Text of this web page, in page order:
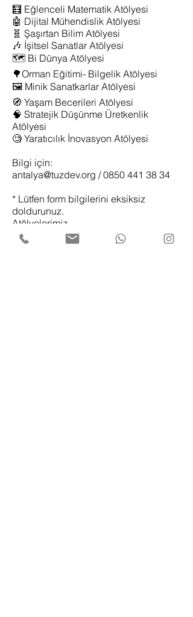
🧮 Eğlenceli Matematik Atölyesi
🤖 Dijital Mühendislik Atölyesi
🧬 Şaşırtan Bilim Atölyesi
🎶 İşitsel Sanatlar Atölyesi
🗺 Bi Dünya Atölyesi
🌳Orman Eğitimi- Bilgelik Atölyesi
🖼 Minik Sanatkarlar Atölyesi
🧭 Yaşam Becerileri Atölyesi
🧠 Stratejik Düşünme Üretkenlik
Atölyesi
🧐 Yaratıcılık İnovasyon Atölyesi
Bilgi için:
antalya@tuzdev.org /0850 441 38 34
* Lütfen form bilgilerini eksiksiz
doldurunuz.
Atölyelerimiz
Atölyelerimizin özet İçerikleri için
tıklayınız: